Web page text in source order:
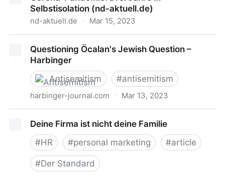
Selbstisolation (nd-aktuell.de)
nd-aktuell.de · Mar 15, 2023
aktuell.de)
Questioning Öcalan's Jewish Question –
Harbinger
Antisemitism
#antisemitism
harbinger-journal.com · Mar 13, 2023
Deine Firma ist nicht deine Familie
#HR #personal marketing #article
#Der Standard